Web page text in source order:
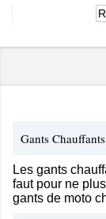
Gants Chauffants
Les gants
faut pour ne
gants de moto